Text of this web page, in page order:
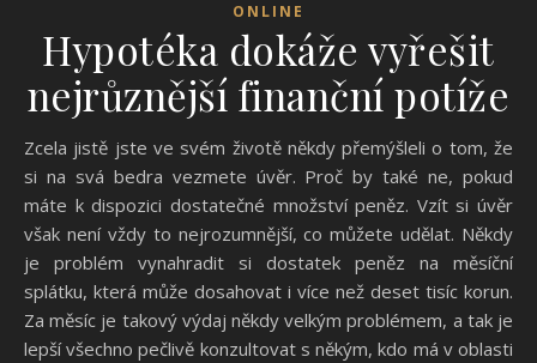
ONLINE
Hypotéka dokáže vyřešit
nejrůznější finanční potíže
Zcela jistě jste ve svém životě někdy přemýšleli o tom, že
si na svá bedra vezmete úvěr. Proč by také ne, pokud
máte k dispozici dostatečné množství peněz. Vzít si úvěr
však není vždy to nejrozumnější, co můžete udělat. Někdy
je problém vynahradit si dostatek peněz na měsíční
splátku, která může dosahovat i více než deset tisíc korun.
Za měsíc je takový výdaj někdy velkým problémem, a tak je
lepší všechno pečlivě konzultovat s někým, kdo má v oblasti